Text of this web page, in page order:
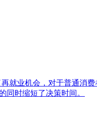
就业机会，对于普通消
同时缩短了决策时间。